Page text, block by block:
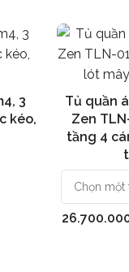
3
kéo,
Tủ quần
Zen
tầng 4